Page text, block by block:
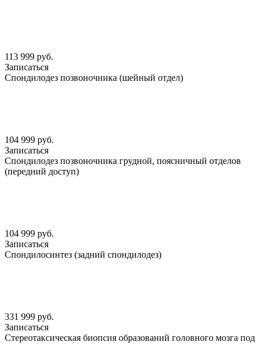
113 999 руб.
Записаться
Спондилодез позвоночника (шейный отдел)
104 999 руб.
Записаться
Спондилодез позвоночника грудной, поясничный отделов
(передний доступ)
104 999 руб.
Записаться
Спондилосинтез (задний спондилодез)
331 999 руб.
Записаться
Стереотаксическая биопсия образований головного мозга под